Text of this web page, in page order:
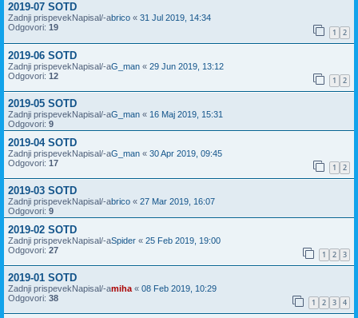
2019-07 SOTD
Zadnji prispevekNapisal/-abrico « 31 Jul 2019, 14:34
Odgovori: 19 1 2
2019-06 SOTD
Zadnji prispevekNapisal/-aG_man « 29 Jun 2019, 13:12
Odgovori: 12 1 2
2019-05 SOTD
Zadnji prispevekNapisal/-aG_man « 16 Maj 2019, 15:31
Odgovori: 9
2019-04 SOTD
Zadnji prispevekNapisal/-aG_man « 30 Apr 2019, 09:45
Odgovori: 17 1 2
2019-03 SOTD
Zadnji prispevekNapisal/-abrico « 27 Mar 2019, 16:07
Odgovori: 9
2019-02 SOTD
Zadnji prispevekNapisal/-aSpider « 25 Feb 2019, 19:00
Odgovori: 27 1 2 3
2019-01 SOTD
Zadnji prispevekNapisal/-amiha « 08 Feb 2019, 10:29
Odgovori: 38 1 2 3 4